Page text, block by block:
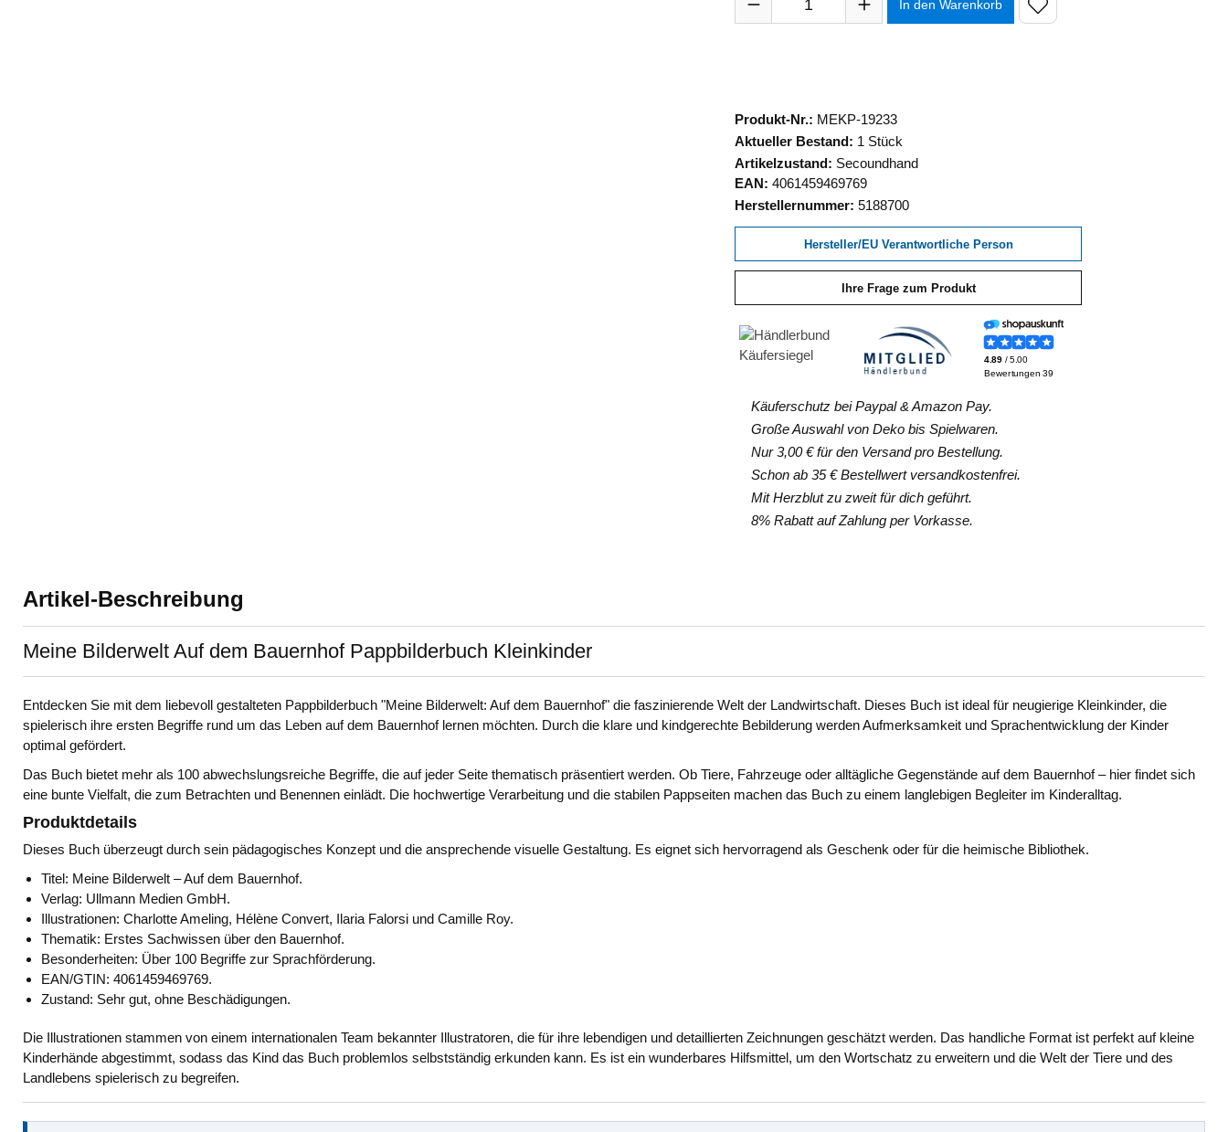
In den Warenkorb
Produkt-Nr.: MEKP-19233
Aktueller Bestand: 1 Stück
Artikelzustand: Secoundhand
EAN: 4061459469769
Herstellernummer: 5188700
Hersteller/EU Verantwortliche Person
Ihre Frage zum Produkt
Käuferschutz bei Paypal & Amazon Pay.
Große Auswahl von Deko bis Spielwaren.
Nur 3,00 € für den Versand pro Bestellung.
Schon ab 35 € Bestellwert versandkostenfrei.
Mit Herzblut zu zweit für dich geführt.
8% Rabatt auf Zahlung per Vorkasse.
Artikel-Beschreibung
Meine Bilderwelt Auf dem Bauernhof Pappbilderbuch Kleinkinder
Entdecken Sie mit dem liebevoll gestalteten Pappbilderbuch "Meine Bilderwelt: Auf dem Bauernhof" die faszinierende Welt der Landwirtschaft. Dieses Buch ist ideal für neugierige Kleinkinder, die
spielerisch ihre ersten Begriffe rund um das Leben auf dem Bauernhof lernen möchten. Durch die klare und kindgerechte Bebilderung werden Aufmerksamkeit und Sprachentwicklung der Kinder
optimal gefördert.
Das Buch bietet mehr als 100 abwechslungsreiche Begriffe, die auf jeder Seite thematisch präsentiert werden. Ob Tiere, Fahrzeuge oder alltägliche Gegenstände auf dem Bauernhof – hier findet sich
eine bunte Vielfalt, die zum Betrachten und Benennen einlädt. Die hochwertige Verarbeitung und die stabilen Pappseiten machen das Buch zu einem langlebigen Begleiter im Kinderalltag.
Produktdetails
Dieses Buch überzeugt durch sein pädagogisches Konzept und die ansprechende visuelle Gestaltung. Es eignet sich hervorragend als Geschenk oder für die heimische Bibliothek.
Titel: Meine Bilderwelt – Auf dem Bauernhof.
Verlag: Ullmann Medien GmbH.
Illustrationen: Charlotte Ameling, Hélène Convert, Ilaria Falorsi und Camille Roy.
Thematik: Erstes Sachwissen über den Bauernhof.
Besonderheiten: Über 100 Begriffe zur Sprachförderung.
EAN/GTIN: 4061459469769.
Zustand: Sehr gut, ohne Beschädigungen.
Die Illustrationen stammen von einem internationalen Team bekannter Illustratoren, die für ihre lebendigen und detaillierten Zeichnungen geschätzt werden. Das handliche Format ist perfekt auf kleine
Kinderhände abgestimmt, sodass das Kind das Buch problemlos selbstständig erkunden kann. Es ist ein wunderbares Hilfsmittel, um den Wortschatz zu erweitern und die Welt der Tiere und des
Landlebens spielerisch zu begreifen.